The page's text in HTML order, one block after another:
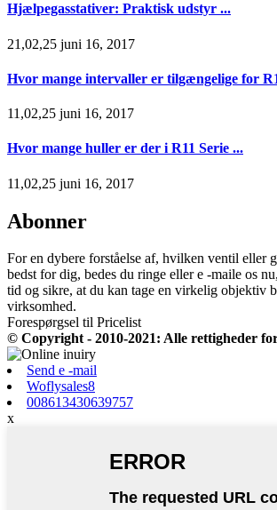
Hjælpegasstativer: Praktisk udstyr ...
21,02,25 juni 16, 2017
Hvor mange intervaller er tilgængelige for
11,02,25 juni 16, 2017
Hvor mange huller er der i R11 Serie ...
11,02,25 juni 16, 2017
Abonner
For en dybere forståelse af, hvilken ventil eller
bedst for dig, bedes du ringe eller e -maile os
tid og sikre, at du kan tage en virkelig objektiv
virksomhed.
Forespørgsel til Pricelist
© Copyright - 2010-2021: Alle rettigheder
Send e -mail
Woflysales8
008613430639757
x